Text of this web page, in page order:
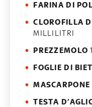
FARINA DI
CLOROFILLA
MILLILITRI
PREZZEMOLO
FOGLIE DI
MASCARPONE
TESTA